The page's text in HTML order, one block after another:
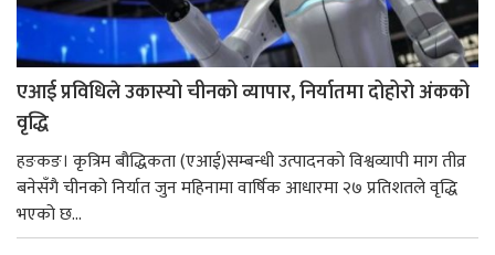
एआई प्रविधिले उकास्यो चीनको व्यापार, निर्यातमा दोहोरो अंकको
वृद्धि
हङकङ। कृत्रिम बौद्धिकता (एआई)सम्बन्धी उत्पादनको विश्वव्यापी माग तीव्र
बनेसँगै चीनको निर्यात जुन महिनामा वार्षिक आधारमा २७ प्रतिशतले वृद्धि
भएको छ...